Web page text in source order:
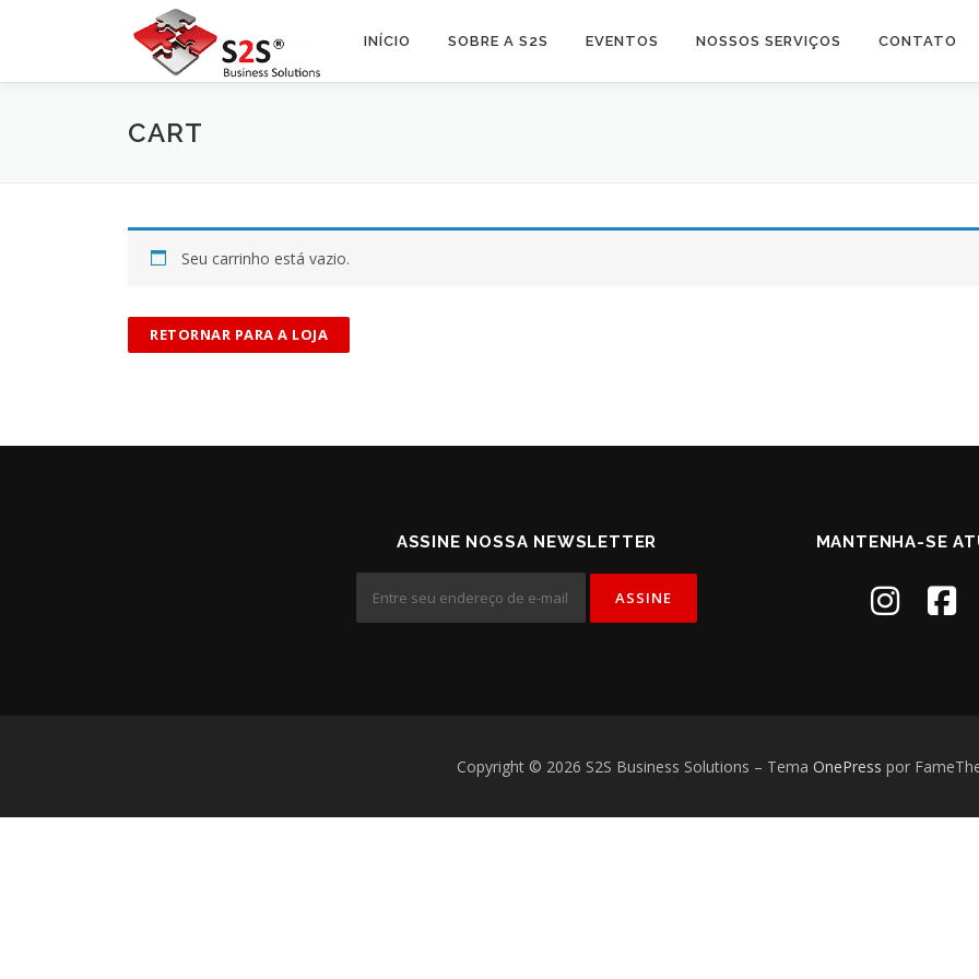
conteúdo
INÍCIO SOBRE A S2S EVENTOS NOSSOS SERVIÇOS CONTATO
CART
Seu carrinho está vazio.
RETORNAR PARA A LOJA
ASSINE NOSSA NEWSLETTER MANTENHA-SE
Copyright © 2026 S2S Business Solutions – Tema OnePress por